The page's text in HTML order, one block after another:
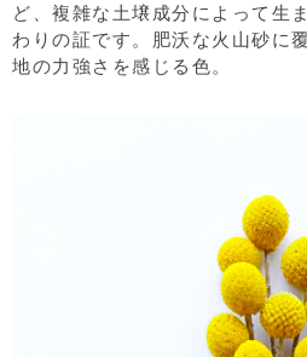
ど、複雑な土壌成分によって生
わりの証です。肥沃な火山砂に
地の力強さを感じる色。